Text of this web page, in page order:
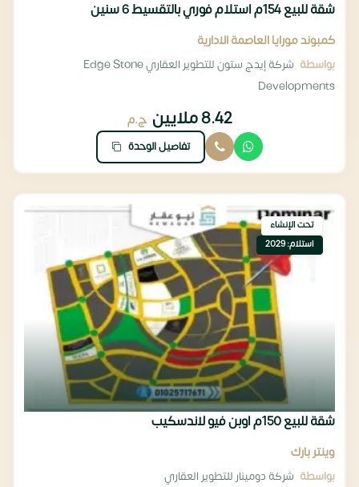
شقة للبيع 154م استلام فوري بالتقسيط 6 سنين
كمبوند مورايا العاصمة الادارية
بواسطة
شركة إيدج ستون للتطوير العقاري Edge Stone
Developments
8.42 ملايين ج.م
تفاصيل الوحدة
تحت الإنشاء
استلام: 2029
شقة للبيع 150م اوبن فيو لاندسكيب
وينتر بارك
بواسطة شركة دومينار للتطوير العقاري